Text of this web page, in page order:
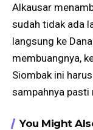
Alkausar
sudah tidak ada
langsung ke
membuangnya,
Siombak ini
sampahnya pasti
You Might